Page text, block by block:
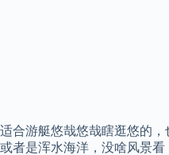
适合游艇悠哉悠哉瞎逛悠的
或者是浑水海洋，没啥风景看